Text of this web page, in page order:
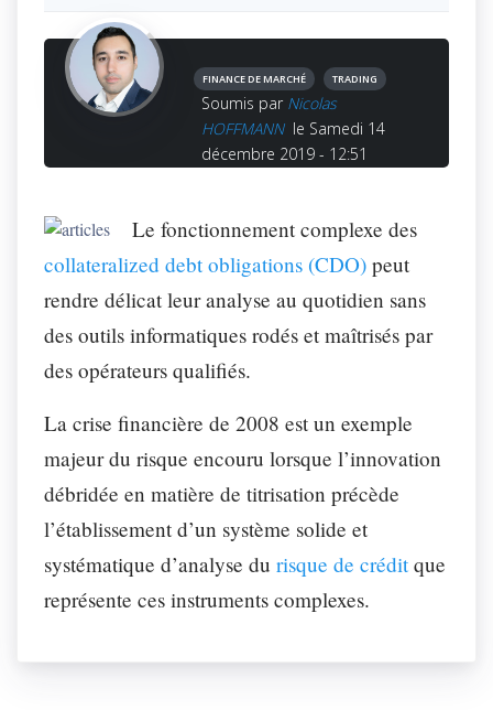
FINANCE DE MARCHÉ TRADING
Soumis par Nicolas
HOFFMANN le Samedi 14
décembre 2019 - 12:51
Le fonctionnement complexe des
collateralized debt obligations (CDO) peut
rendre délicat leur analyse au quotidien sans
des outils informatiques rodés et maîtrisés par
des opérateurs qualifiés.
La crise financière de 2008 est un exemple
majeur du risque encouru lorsque l’innovation
débridée en matière de titrisation précède
l’établissement d’un système solide et
systématique d’analyse du risque de crédit que
représente ces instruments complexes.